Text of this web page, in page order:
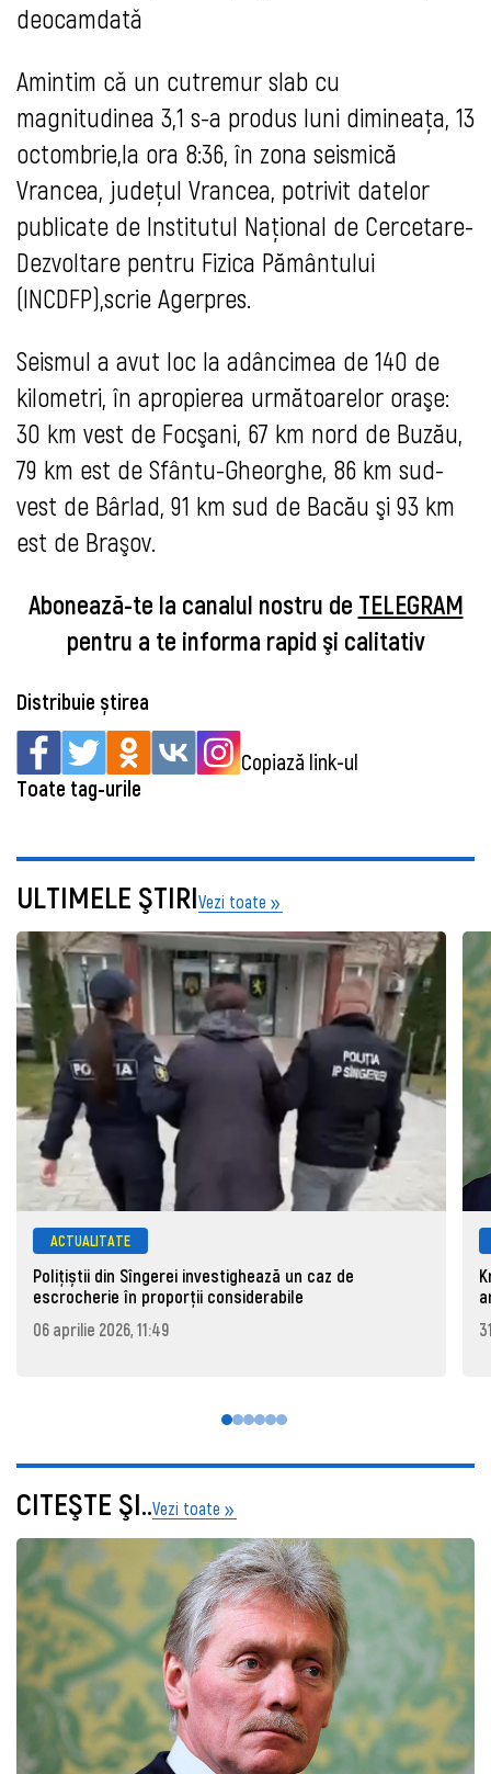
deocamdatǎ
Amintim cǎ un cutremur slab cu
magnitudinea 3,1 s-a produs luni dimineaţa, 13
octombrie,la ora 8:36, în zona seismică
Vrancea, judeţul Vrancea, potrivit datelor
publicate de Institutul Naţional de Cercetare-
Dezvoltare pentru Fizica Pământului
(INCDFP),scrie Agerpres.
Seismul a avut loc la adâncimea de 140 de
kilometri, în apropierea următoarelor oraşe:
30 km vest de Focşani, 67 km nord de Buzău,
79 km est de Sfântu-Gheorghe, 86 km sud-
vest de Bârlad, 91 km sud de Bacău şi 93 km
est de Braşov.
Abonează-te la canalul nostru de TELEGRAM
pentru a te informa rapid şi calitativ
Distribuie știrea
Copiază link-ul
Toate tag-urile
ULTIMELE ŞTIRIVezi toate
ACTUALITATE
Polițiștii din Sîngerei investighează un caz de
escrocherie în proporții considerabile
06 aprilie 2026, 11:49
CITEŞTE ŞI..Vezi toate